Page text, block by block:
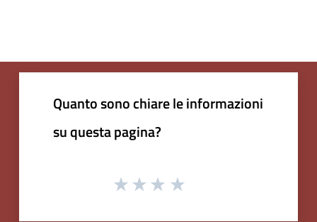
Quanto sono chiare le informazioni
su questa pagina?